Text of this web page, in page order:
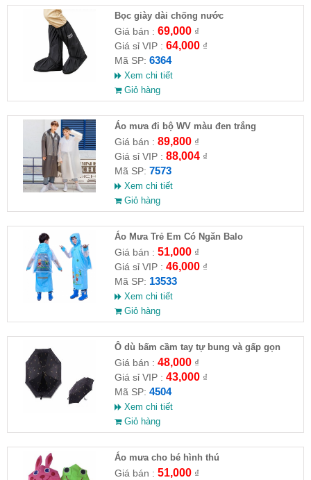
Bọc giày dài chống nước
Giá bán : 69,000₫
Giá sỉ VIP : 64,000₫
Mã SP: 6364
Xem chi tiết
Giỏ hàng
Áo mưa đi bộ WV màu đen trắng
Giá bán : 89,800₫
Giá sỉ VIP : 88,004₫
Mã SP: 7573
Xem chi tiết
Giỏ hàng
Áo Mưa Trẻ Em Có Ngăn Balo
Giá bán : 51,000₫
Giá sỉ VIP : 46,000₫
Mã SP: 13533
Xem chi tiết
Giỏ hàng
Ô dù bấm cầm tay tự bung và gấp gọn
Giá bán : 48,000₫
Giá sỉ VIP : 43,000₫
Mã SP: 4504
Xem chi tiết
Giỏ hàng
Áo mưa cho bé hình thú
Giá bán : 51,000₫